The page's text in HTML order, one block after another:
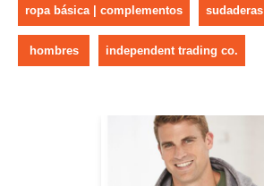
ropa básica | complementos sudaderas
hombres independent trading co.